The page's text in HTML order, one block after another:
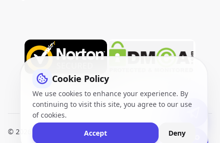
© 2026 VidQuickly.com™. All Rights Reserved. Sitemap
Cookie Policy
We use cookies to enhance your experience. By
continuing to visit this site, you agree to our use
of cookies.
Accept
Deny